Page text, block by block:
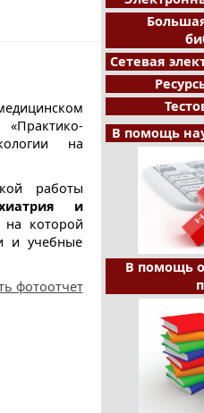
на
работы
и
на которой
и учебные
фотоотчет
Сетевая
В помощь
В помощь